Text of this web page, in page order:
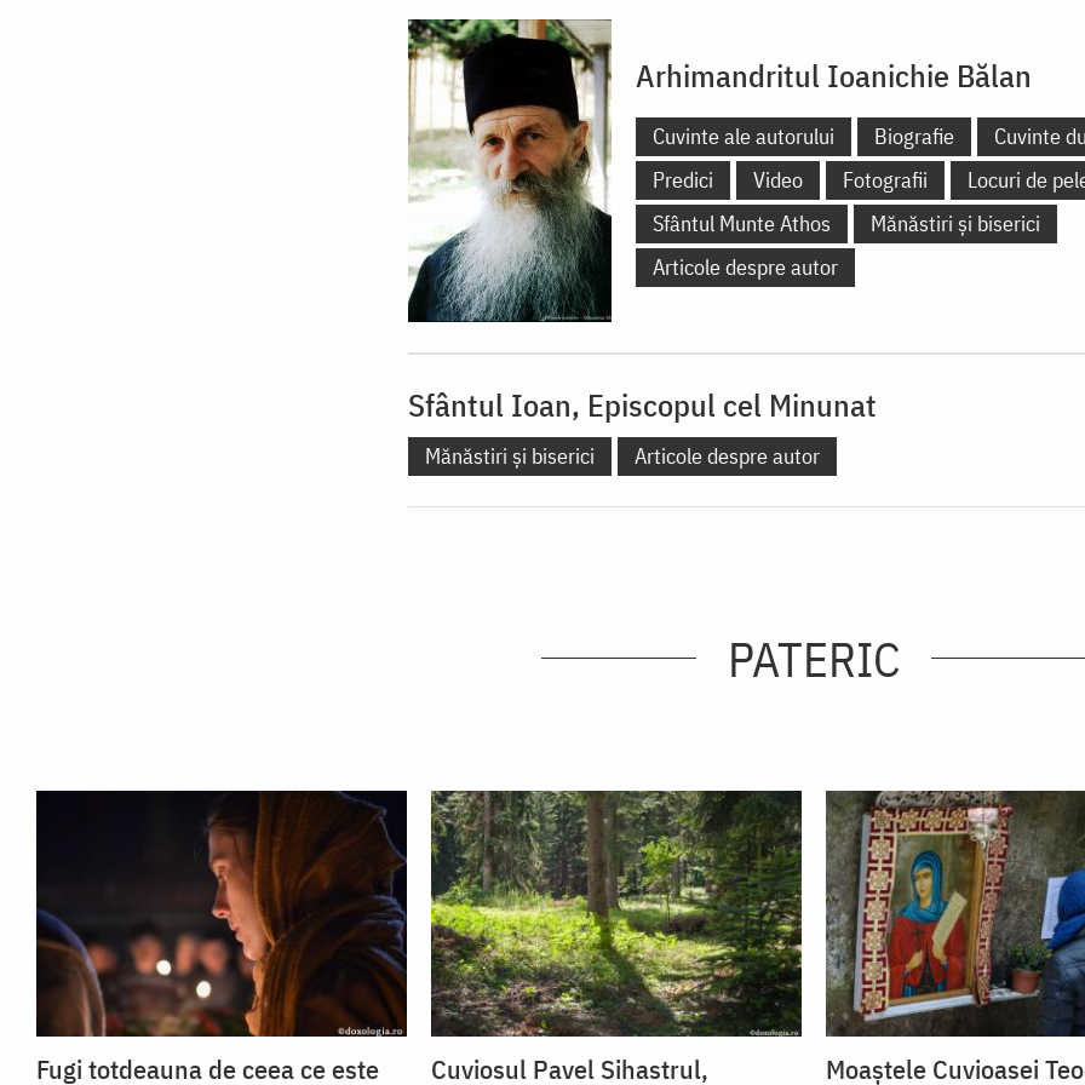
Arhimandritul Ioanichie Bălan
Cuvinte ale autorului Biografie
Cuvinte
Predici
Video Fotografii
Locuri de
Sfântul Munte Athos
Mănăstiri și biserici
Articole despre autor
Sfântul Ioan, Episcopul cel Minunat
Mănăstiri și biserici Articole despre autor
PATERIC
Fugi totdeauna de ceea ce este
Cuviosul Pavel Sihastrul,
Moaștele Cuvioasei